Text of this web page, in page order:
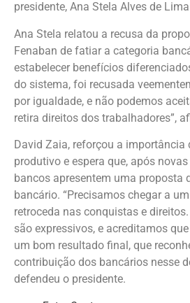
presidente, Ana Stela Alves de
Ana Stela relatou a recusa da
Fenaban de fatiar a categoria
estabelecer benefícios
do sistema, foi recusada
por igualdade, e não podemos
retira direitos dos trabalhadores”,
David Zaia, reforçou a
produtivo e espera que, após
bancos apresentem uma proposta
bancário. “Precisamos chegar a
retroceda nas conquistas e
são expressivos, e acreditamos
um bom resultado final, que
contribuição dos bancários nesse
defendeu o presidente.